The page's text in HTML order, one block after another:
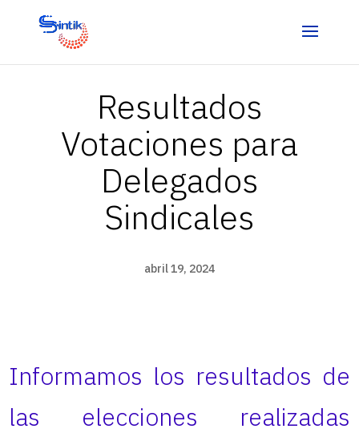
Resultados
Votaciones para
Delegados
Sindicales
abril 19, 2024
Informamos los resultados de
las elecciones realizadas